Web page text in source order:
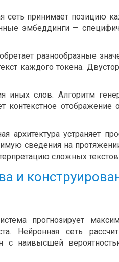
сеть принимает позицию
эмбеддинги —
разнообразные
каждого токена.
иных слов. Алгоритм
отображение
архитектура устраняет
сведения на
сложных текстов.
и
прогнозирует
Нейронная сеть
с наивысшей